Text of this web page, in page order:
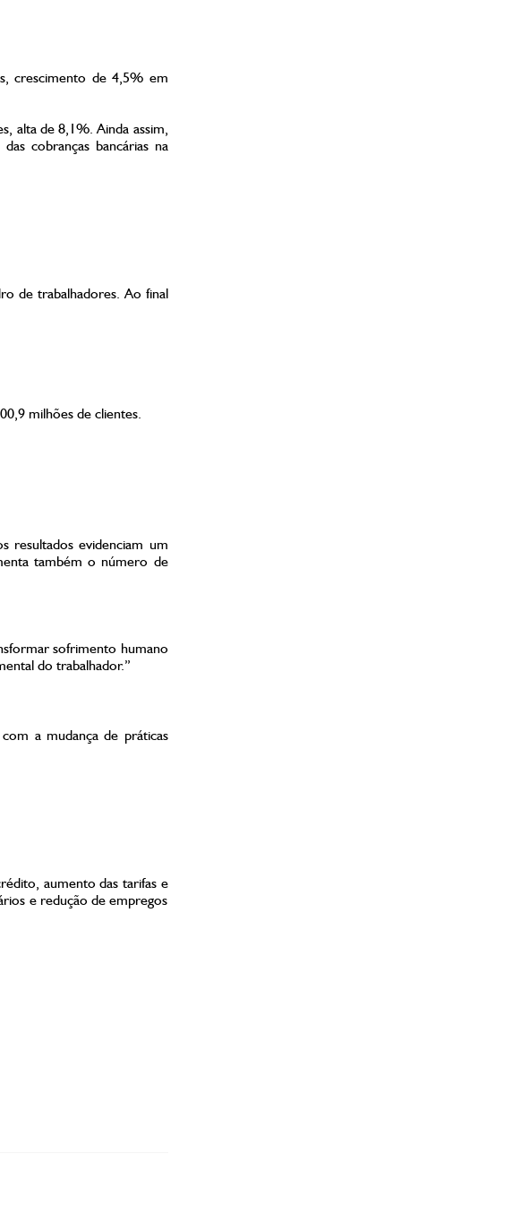
crescimento de 4,5% em
alta de 8,1%. Ainda assim,
cobranças bancárias na
de trabalhadores. Ao final
milhões de clientes.
resultados evidenciam um
também o número de
sofrimento humano
do trabalhador.”
a mudança de práticas
aumento das tarifas e
e redução de empregos